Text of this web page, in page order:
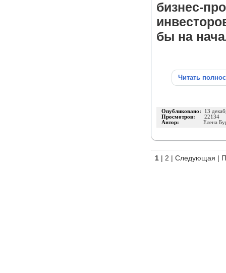
бизнес-
бы на
Читать
Опубликовано: 13
Просмотров: 22134
Автор: Елена
1 | 2 | Следующая |